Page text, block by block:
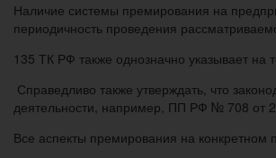
Наличие системы премирования на
периодичность проведения
135 ТК РФ также однозначно указывает
Справедливо также утверждать, что
деятельности, например, ПП РФ № 708 от
Все аспекты премирования на